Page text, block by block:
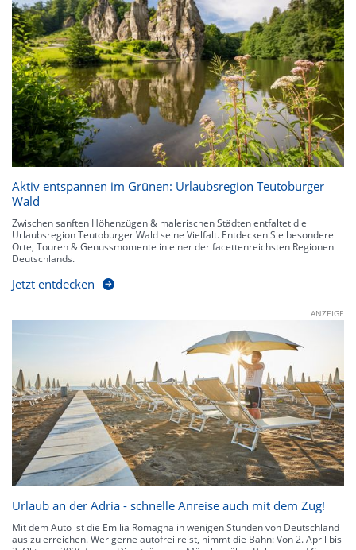
Aktiv entspannen im Grünen: Urlaubsregion Teutoburger
Wald
Zwischen sanften Höhenzügen & malerischen Städten entfaltet die
Urlaubsregion Teutoburger Wald seine Vielfalt. Entdecken Sie besondere
Orte, Touren & Genussmomente in einer der facettenreichsten Regionen
Deutschlands.
Jetzt entdecken
ANZEIGE
Urlaub an der Adria - schnelle Anreise auch mit dem Zug!
Mit dem Auto ist die Emilia Romagna in wenigen Stunden von Deutschland
aus zu erreichen. Wer gerne autofrei reist, nimmt die Bahn: Von 2. April bis